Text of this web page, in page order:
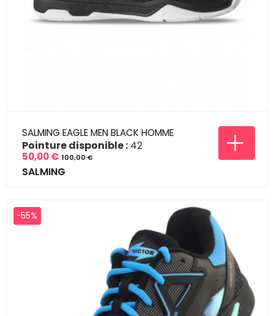
SALMING EAGLE MEN BLACK HOMME
Prix
50,00 €
Prix
de
100,00 €
Pointure disponible : 42
SALMING
-55%